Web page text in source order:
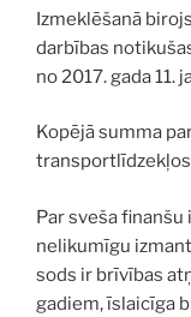
Izmeklēšanā
darbības
no 2017. gada 11.
Kopējā summa
Par sveša
nelikumīgu
sods ir brīvības
gadiem, īslaicīga